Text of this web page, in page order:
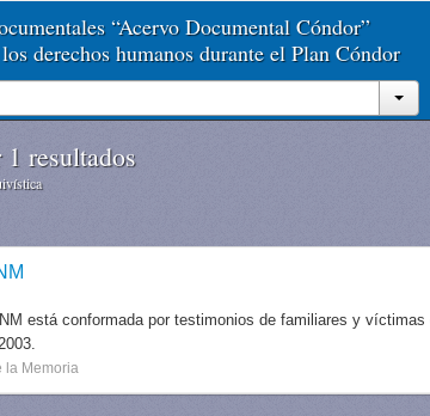
“Acervo Documental Cóndor”
derechos humanos durante el Plan Cóndor
resultados
está conformada por testimonios de familiares y
la Memoria